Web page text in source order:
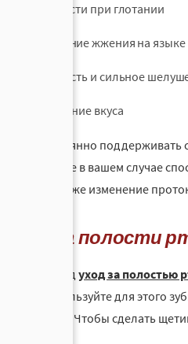
Трудности при глотании
Ощущение жжения на языке
Отечность и сильное
Изменение вкуса
Важно постоянно
эффективные в вашем случае
возможно даже изменение
Гигиена полости
В этот периодуход за полостью
однако используйте для этого
ткани десны. Чтобы сделать